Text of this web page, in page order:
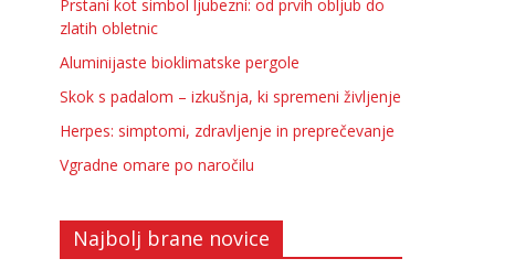
Prstani kot simbol ljubezni: od prvih obljub do
zlatih obletnic
Aluminijaste bioklimatske pergole
Skok s padalom – izkušnja, ki spremeni življenje
Herpes: simptomi, zdravljenje in preprečevanje
Vgradne omare po naročilu
Najbolj brane novice